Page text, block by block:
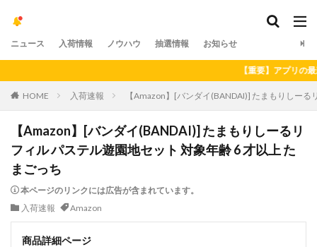
ニュース 入荷情報 ノウハウ 抽選情報 お知らせ
【重要】アプリの最新バ
HOME 入荷速報 【Amazon】[バンダイ(BANDAI)] たまもりしー
【Amazon】[バンダイ(BANDAI)] たまもりしーるリ
フィル パステル遊園地セット 対象年齢 6 才以上 た
まごっち
本ページのリンクには広告が含まれています。
入荷速報
Amazon
商品詳細ページ